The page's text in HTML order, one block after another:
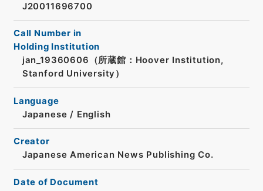
J20011696700
Call Number in
Holding Institution
jan_19360606（所蔵館：Hoover Institution,
Stanford University）
Language
Japanese / English
Creator
Japanese American News Publishing Co.
Date of Document